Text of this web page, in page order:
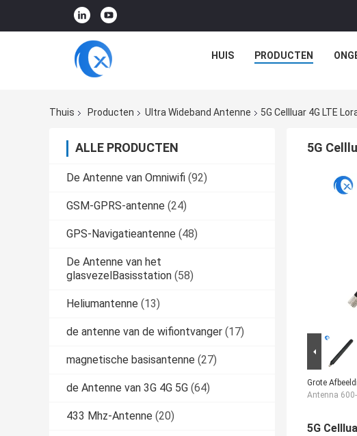
HUIS PRODUCTEN
Thuis Producten Ultra Wideband Antenne 5G Cellluar 4G LTE
ALLE PRODUCTEN
De Antenne van Omniwifi (92)
GSM-GPRS-antenne (24)
GPS-Navigatieantenne (48)
De Antenne van het
glasvezelBasisstation (58)
Heliumantenne (13)
de antenne van de wifiontvanger (17)
magnetische basisantenne (27)
de Antenne van 3G 4G 5G (64)
433 Mhz-Antenne (20)
5G
Grote
Antenna
5G